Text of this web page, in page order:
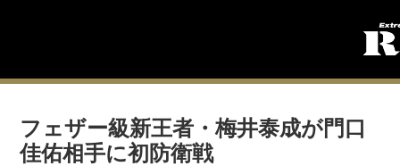
フェザー級新王者・梅井泰成が門口
佳佑相手に初防衛戦